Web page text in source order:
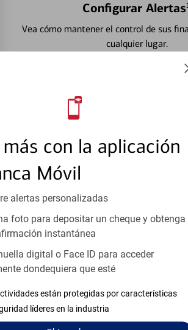
con la aplicación
Móvil
alertas personalizadas
foto para depositar un cheque y obtenga
instantánea
digital o Face ID para acceder
dondequiera que esté
están protegidas por características
líderes en la industria
Configurar
Vea cómo mantener el control de sus
cualquier lugar.
Obtener más
Bloquear y Desbloquear